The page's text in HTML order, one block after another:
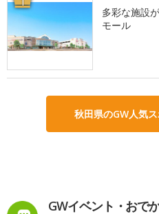
多彩な施設
モール
秋田県のGW人気
GWイベント・おで